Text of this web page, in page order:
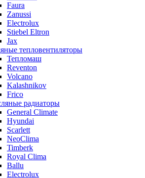
Faura
Zanussi
Electrolux
Stiebel Eltron
Jax
тепловентиляторы
Тепломаш
Reventon
Volcano
Kalashnikov
Frico
радиаторы
General Climate
Hyundai
Scarlett
NeoClima
Timberk
Royal Clima
Ballu
Electrolux